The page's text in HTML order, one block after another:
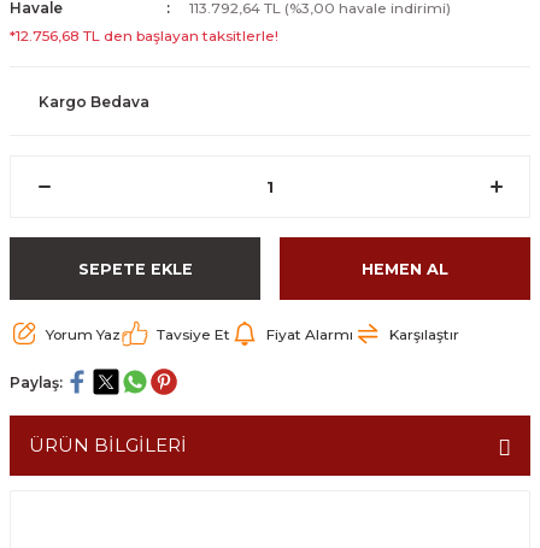
Havale
113.792,64 TL (%3,00 havale indirimi)
*12.756,68 TL den başlayan taksitlerle!
Kargo Bedava
SEPETE EKLE HEMEN AL
Yorum Yaz Tavsiye Et Fiyat Alarmı Karşılaştır
Paylaş:
ÜRÜN BİLGİLERİ